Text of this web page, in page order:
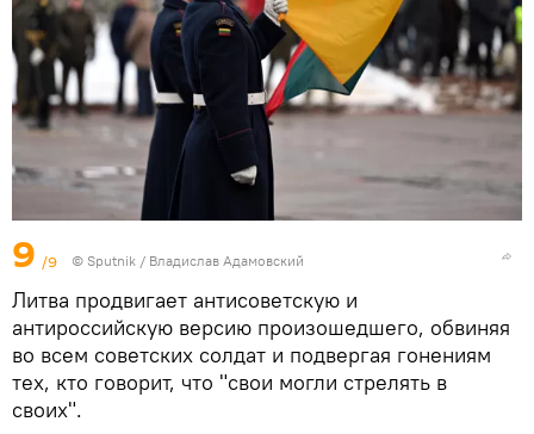
9 /9 © Sputnik / Владислав Адамовский
Литва продвигает антисоветскую и
антироссийскую версию произошедшего, обвиняя
во всем советских солдат и подвергая гонениям
тех, кто говорит, что "свои могли стрелять в
своих".